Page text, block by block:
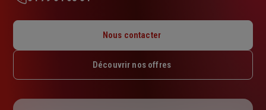
Mardi : 09h – 12h / 14h – 18h
Jeudi : 09h – 12h / 14h – 18h
Dimanche : Fermé
Nous contacter
Découvrir nos offres